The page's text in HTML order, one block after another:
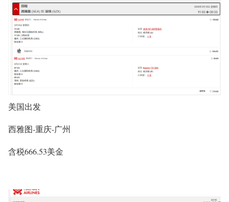
美国出发
西雅图-重庆-广州
含税666.53美金